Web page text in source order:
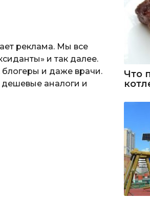
реклама. Мы все
и так далее.
и даже врачи.
аналоги и
Что